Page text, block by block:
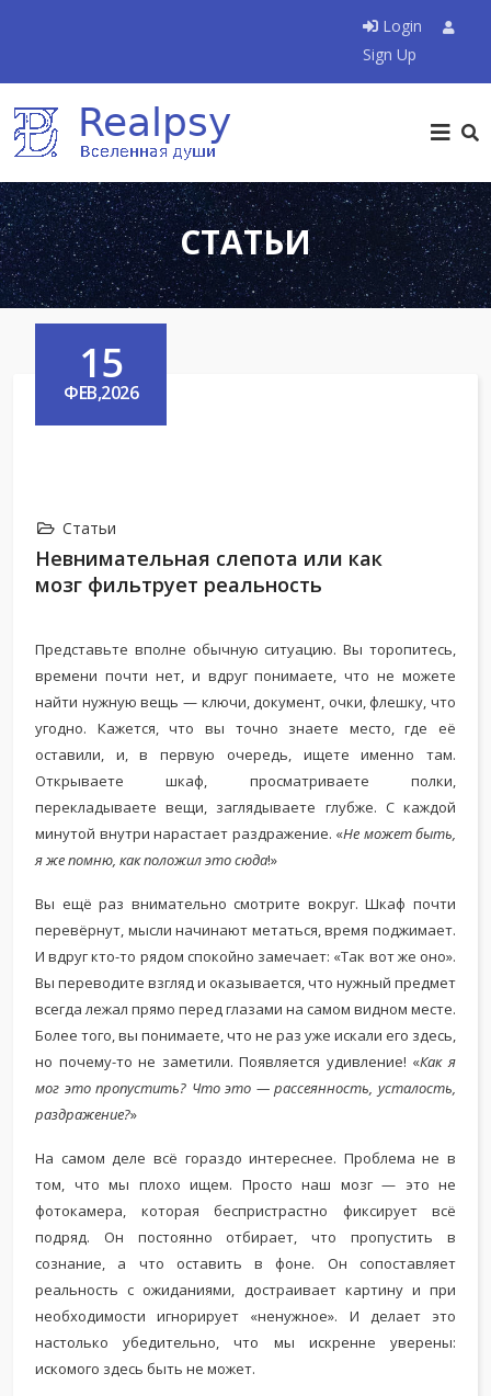
Login
Sign Up
СТАТЬИ
15
ФЕВ,2026
Статьи
Невнимательная слепота или как
мозг фильтрует реальность
Представьте вполне обычную ситуацию. Вы торопитесь,
времени почти нет, и вдруг понимаете, что не можете
найти нужную вещь — ключи, документ, очки, флешку, что
угодно. Кажется, что вы точно знаете место, где её
оставили, и, в первую очередь, ищете именно там.
Открываете шкаф, просматриваете полки,
перекладываете вещи, заглядываете глубже. С каждой
минутой внутри нарастает раздражение. «Не может быть,
я же помню, как положил это сюда!»
Вы ещё раз внимательно смотрите вокруг. Шкаф почти
перевёрнут, мысли начинают метаться, время поджимает.
И вдруг кто-то рядом спокойно замечает: «Так вот же оно».
Вы переводите взгляд и оказывается, что нужный предмет
всегда лежал прямо перед глазами на самом видном месте.
Более того, вы понимаете, что не раз уже искали его здесь,
но почему-то не заметили. Появляется удивление! «Как я
мог это пропустить? Что это — рассеянность, усталость,
раздражение?»
На самом деле всё гораздо интереснее. Проблема не в
том, что мы плохо ищем. Просто наш мозг — это не
фотокамера, которая беспристрастно фиксирует всё
подряд. Он постоянно отбирает, что пропустить в
сознание, а что оставить в фоне. Он сопоставляет
реальность с ожиданиями, достраивает картину и при
необходимости игнорирует «ненужное». И делает это
настолько убедительно, что мы искренне уверены:
искомого здесь быть не может.